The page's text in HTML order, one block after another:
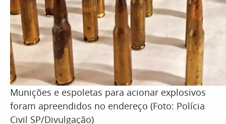
Munições e espoletas para acionar explosivos
foram apreendidos no endereço (Foto: Polícia
Civil SP/Divulgação)